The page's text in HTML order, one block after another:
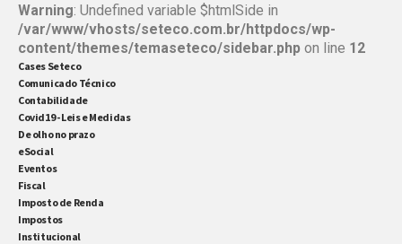
Warning: Undefined variable $htmlSide in
/var/www/vhosts/seteco.com.br/httpdocs/wp-
content/themes/temaseteco/sidebar.php on line 12
Cases Seteco
Comunicado Técnico
Contabilidade
Covid19 - Leis e Medidas
De olho no prazo
eSocial
Eventos
Fiscal
Imposto de Renda
Impostos
Institucional